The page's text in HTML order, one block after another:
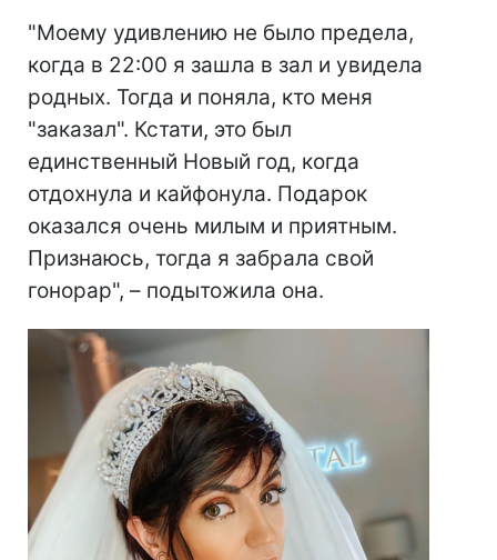
"Моему удивлению не было предела,
когда в 22:00 я зашла в зал и увидела
родных. Тогда и поняла, кто меня
"заказал". Кстати, это был
единственный Новый год, когда
отдохнула и кайфонула. Подарок
оказался очень милым и приятным.
Признаюсь, тогда я забрала свой
гонорар", – подытожила она.